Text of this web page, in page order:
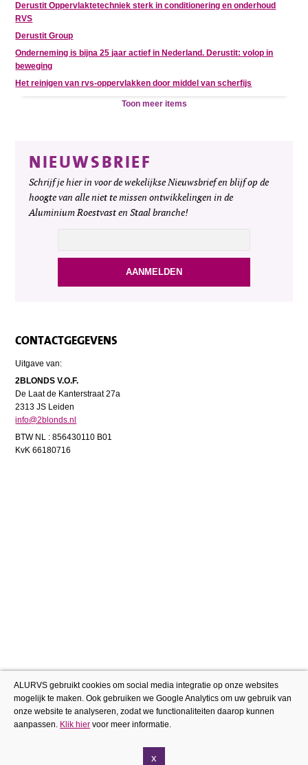
Derustit Oppervlaktetechniek sterk in conditionering en onderhoud
RVS
Derustit Group
Onderneming is bijna 25 jaar actief in Nederland. Derustit: volop in
beweging
Het reinigen van rvs-oppervlakken door middel van scherfijs
Toon meer items
NIEUWSBRIEF
Schrijf je hier in voor de wekelijkse Nieuwsbrief en blijf op de
hoogte van alle niet te missen ontwikkelingen in de
Aluminium Roestvast en Staal branche!
CONTACTGEGEVENS
Uitgave van:
2BLONDS V.O.F.
De Laat de Kanterstraat 27a
2313 JS Leiden
info@2blonds.nl
BTW NL : 856430110 B01
KvK 66180716
ALURVS gebruikt cookies om social media integratie op onze websites
mogelijk te maken. Ook gebruiken we Google Analytics om uw gebruik van
onze website te analyseren, zodat we functionaliteiten daarop kunnen
aanpassen. Klik hier voor meer informatie.
x